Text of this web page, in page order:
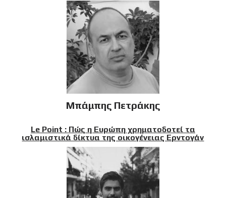
Μπάμπης Πετράκης
Le Point : Πώς η Ευρώπη χρηματοδοτεί τα
ισλαμιστικά δίκτυα της οικογένειας Ερντογάν